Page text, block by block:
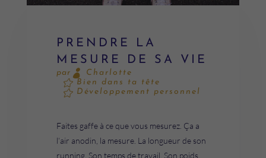
PRENDRE LA
MESURE DE SA VIE
par
Charlotte
Bien dans ta tête
Développement personnel
Faites gaffe à ce que vous mesurez. Ça a
l’air anodin, la mesure. La longueur de son
running. Son temps de travail. Son poids.